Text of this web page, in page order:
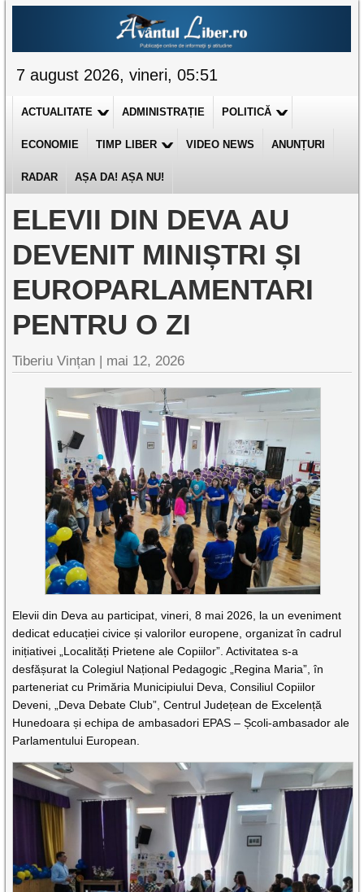
7 august 2026, vineri, 05:51
ACTUALITATE ADMINISTRAȚIE POLITICĂ
ECONOMIE TIMP LIBER VIDEO NEWS ANUNȚURI
RADAR AȘA DA! AȘA NU!
ELEVII DIN DEVA AU
DEVENIT MINIȘTRI ȘI
EUROPARLAMENTARI
PENTRU O ZI
Tiberiu Vințan | mai 12, 2026
Elevii din Deva au participat, vineri, 8 mai 2026, la un eveniment
dedicat educației civice și valorilor europene, organizat în cadrul
inițiativei „Localități Prietene ale Copiilor”. Activitatea s-a
desfășurat la Colegiul Național Pedagogic „Regina Maria”, în
parteneriat cu Primăria Municipiului Deva, Consiliul Copiilor
Deveni, „Deva Debate Club”, Centrul Județean de Excelență
Hunedoara și echipa de ambasadori EPAS – Școli-ambasador ale
Parlamentului European.